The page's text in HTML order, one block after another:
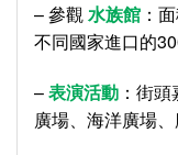
– 參觀水族館 ：
不同國家進口的
–表演活動 ：街
廣場、海洋廣場